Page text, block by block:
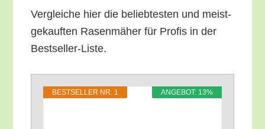
Ver­glei­che hier die belieb­tes­ten und meist­
ge­kauf­ten Rasen­mä­her für Pro­fis in der
Bestseller-Liste.
ANGE­BOT: 13%
BEST­SEL­LER NR. 1